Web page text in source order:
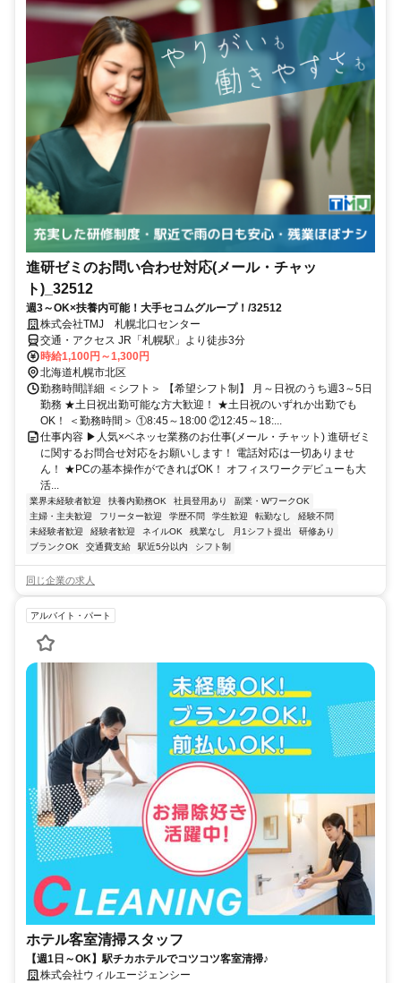
進研ゼミのお問い合わせ対応(メール・チャッ
ト)_32512
週3～OK×扶養内可能！大手セコムグループ！/32512
株式会社TMJ 札幌北口センター
交通・アクセス JR「札幌駅」より徒歩3分
時給1,100円～1,300円
北海道札幌市北区
勤務時間詳細 ＜シフト＞ 【希望シフト制】 月～日祝のうち週3～5日
勤務 ★土日祝出勤可能な方大歓迎！ ★土日祝のいずれか出勤でも
OK！ ＜勤務時間＞ ①8:45～18:00 ②12:45～18:...
仕事内容 ▶人気×ベネッセ業務のお仕事(メール・チャット) 進研ゼミ
に関するお問合せ対応をお願いします！ 電話対応は一切ありませ
ん！ ★PCの基本操作ができればOK！ オフィスワークデビューも大
活...
業界未経験者歓迎 扶養内勤務OK 社員登用あり
副業・WワークOK
主婦・主夫歓迎
フリーター歓迎 学歴不問 学生歓迎 転勤なし
経験不問
未経験者歓迎
経験者歓迎 ネイルOK 残業なし 月1シフト提出
研修あり
ブランクOK
交通費支給 駅近5分以内 シフト制
同じ企業の求人
アルバイト・パート
ホテル客室清掃スタッフ
【週1日～OK】駅チカホテルでコツコツ客室清掃♪
株式会社ウィルエージェンシー